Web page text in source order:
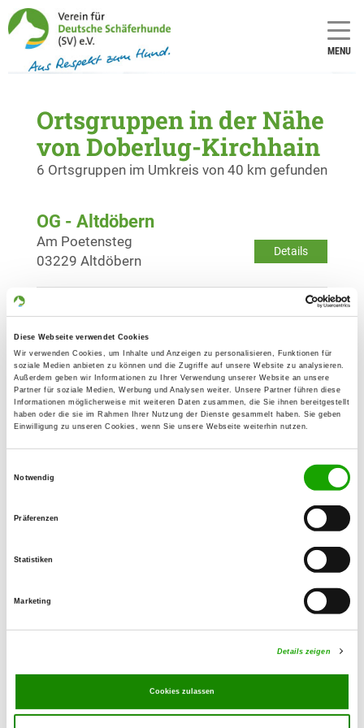
Diese Webseite verwendet Cookies
Wir verwenden Cookies, um Inhalte und Anzeigen zu personalisieren, Funktionen für
soziale Medien anbieten zu können und die Zugriffe auf unsere Website zu analysieren.
Außerdem geben wir Informationen zu Ihrer Verwendung unserer Website an unsere
Partner für soziale Medien, Werbung und Analysen weiter. Unsere Partner führen diese
Informationen möglicherweise mit weiteren Daten zusammen, die Sie ihnen bereitgestellt
haben oder die sie im Rahmen Ihrer Nutzung der Dienste gesammelt haben. Sie geben
Einwilligung zu unseren Cookies, wenn Sie unsere Webseite weiterhin nutzen.
Notwendig
Präferenzen
Statistiken
Marketing
Details zeigen
Cookies zulassen
MENU
Ortsgruppen in der Nähe
von Doberlug-Kirchhain
6 Ortsgruppen im Umkreis von 40 km gefunden
OG - Altdöbern
Details
Am Poetensteg
03229 Altdöbern
OG - Spansberg
Bergstr. 26
04924 Prestewitz
OG - Am Ilsesee e.V.
Freienhufener Str. 107
Details
Leutewitzer Str. 1a
Forstwiesenweg
06925 Annaburg
OG - Ruhland
Details
01945 Ruhland